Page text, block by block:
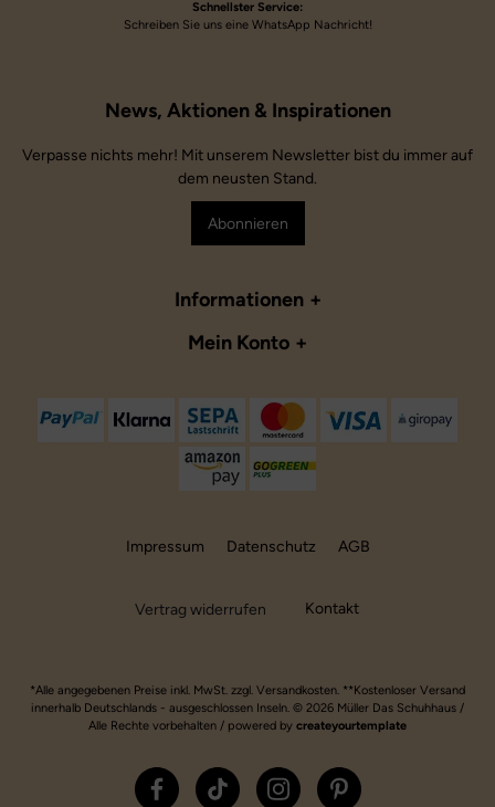
Schnellster Service:
Schreiben Sie uns eine WhatsApp Nachricht!
Informationen
Mein Konto
Verpasse nichts mehr! Mit unserem Newsletter bist du immer auf
dem neusten Stand.
Abonnieren
Impressum Datenschutz AGB
Vertrag widerrufen Kontakt
*Alle angegebenen Preise inkl. MwSt. zzgl. Versandkosten. **Kostenloser Versand
innerhalb Deutschlands - ausgeschlossen Inseln. © 2026 Müller Das Schuhhaus /
Alle Rechte vorbehalten / powered by createyourtemplate